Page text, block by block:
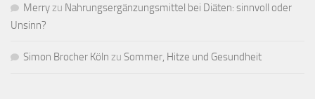
Merryzu Nahrungsergänzungsmittel bei Diäten: sinnvoll oder
Unsinn?
Simon Brocher Köln zu Sommer, Hitze und Gesundheit